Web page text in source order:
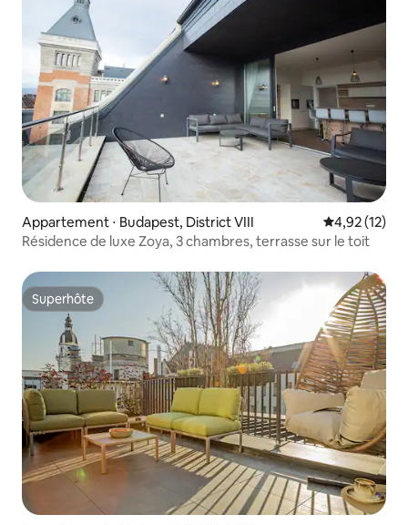
Appartement ⋅ Budapest, District VIII Évaluation
4,92 (12)
Résidence de luxe Zoya, 3 chambres, terrasse sur le toit
Superhôte
Superhôte